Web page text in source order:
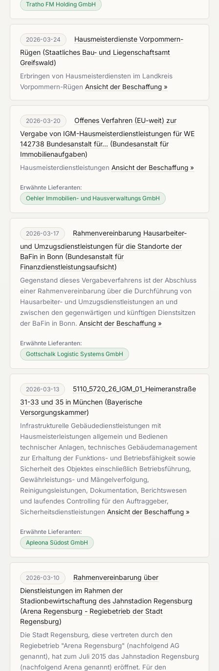
Tratho FM Holding GmbH
2026-03-24
Hausmeisterdienste Vorpommern-
Rügen (Staatliches Bau- und Liegenschaftsamt
Greifswald)
Erbringen von Hausmeisterdiensten im Landkreis
Vorpommern-Rügen Ansicht der Beschaffung »
2026-03-20
Offenes Verfahren (EU-weit) zur
Vergabe von IGM-Hausmeisterdienstleistungen für WE
142738 Bundesanstalt für... (Bundesanstalt für
Immobilienaufgaben)
Hausmeisterdienstleistungen Ansicht der Beschaffung »
Erwähnte Lieferanten:
Oehler Immobilien- und Hausverwaltungs GmbH
2026-03-17
Rahmenvereinbarung Hausarbeiter-
und Umzugsdienstleistungen für die Standorte der
BaFin in Bonn (Bundesanstalt für
Finanzdienstleistungsaufsicht)
Gegenstand dieses Vergabeverfahrens ist der Abschluss
einer Rahmenvereinbarung über die Durchführung von
Hausarbeiter- und Umzugsdienstleistungen an und
zwischen den gegenwärtigen und künftigen Dienstsitzen
der BaFin in Bonn. Ansicht der Beschaffung »
Erwähnte Lieferanten:
Gottschalk Logistic Systems GmbH
2026-03-13
5110_5720_26_IGM_01_Heimeranstraße
31-33 und 35 in München (Bayerische
Versorgungskammer)
Infrastrukturelle Gebäudedienstleistungen mit
Hausmeisterleistungen allgemein und Bedienen
technischer Anlagen, technisches Gebäudemanagement
zur Erhaltung der Funktions- und Betriebsfähigkeit sowie
Sicherheit des Objektes einschließlich Betriebsführung,
Gewährleistungs- und Mängelverfolgung,
Reinigungsleistungen, Dokumentation, Berichtswesen
und laufendes Controlling für den Auftraggeber,
Sicherheitsdienstleistungen Ansicht der Beschaffung »
Erwähnte Lieferanten:
Apleona Südost GmbH
2026-03-10
Rahmenvereinbarung über
Dienstleistungen im Rahmen der
Stadionbewirtschaftung des Jahnstadion Regensburg
(Arena Regensburg - Regiebetrieb der Stadt
Regensburg)
Die Stadt Regensburg, diese vertreten durch den
Regiebetrieb "Arena Regensburg" (nachfolgend AG
genannt), hat zum Juli 2015 das Jahnstadion Regensburg
(nachfolgend Arena genannt) eröffnet. Für den